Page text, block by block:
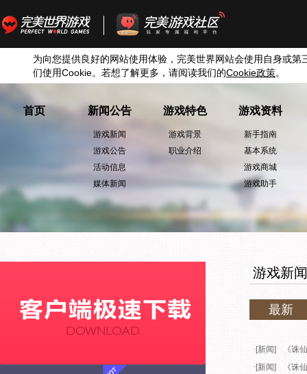
为向您提供良好的网站使用体验，完美世界网站会使用自身或第
们使用Cookie。若想了解更多，请阅读我们的Cookie政策。
首页 新闻公告
游戏新闻
游戏公告
活动信息
媒体新闻
游戏特色
游戏背景
职业介绍
游戏资料
新手指南
基本系统
游戏商城
游戏助手
游戏新闻
最新
· [新闻]
《诛
· [新闻]
《诛